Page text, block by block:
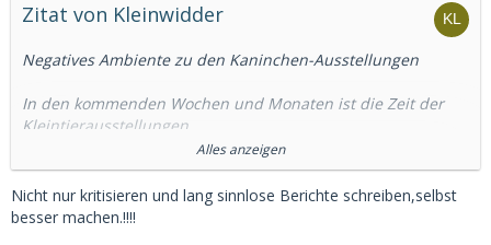
Zitat von Kleinwidder
Negatives Ambiente zu den Kaninchen-Ausstellungen
In den kommenden Wochen und Monaten ist die Zeit der
Kleintierausstellungen
und dazu sollten sich die verantwortlichen Personen schon
reichlich überlegen,
wie Sie das Schaufenster Ihres Vereins oder Clubs gestalten.
Viele Vereine bemühen sich sehr sorgfältig mit der
Alles anzeigen
Nicht nur kritisieren und lang sinnlose Berichte schreiben,selbst
besser machen.!!!!